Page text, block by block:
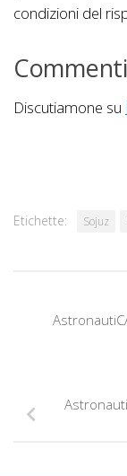
condizioni del
Commenti
Discutiamone su
Etichette: Sojuz